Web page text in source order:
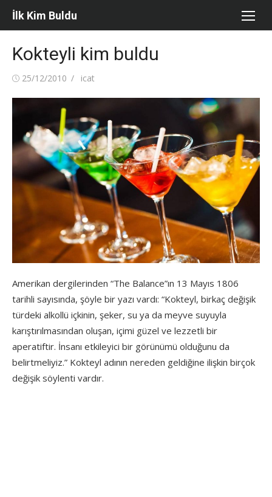
Skip
İlk Kim Buldu
Kokteyli kim buldu
Posted
25/12/2010 Author
icat
Amerikan dergilerinden “The Balance”ın 13 Mayıs 1806
tarihli sayısında, şöyle bir yazı vardı: “Kokteyl, birkaç değişik
türdeki alkollü içkinin, şeker, su ya da meyve suyuyla
karıştırılmasından oluşan, içimi güzel ve lezzetli bir
aperatiftir. İnsanı etkileyici bir görünümü olduğunu da
belirtmeliyiz.” Kokteyl adının nereden geldiğine ilişkin birçok
değişik söylenti vardır.